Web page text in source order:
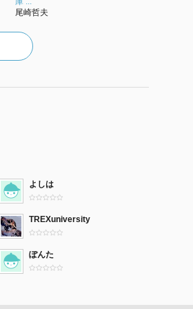
尾崎哲夫
よしは
TREXuniversity
ぽんた